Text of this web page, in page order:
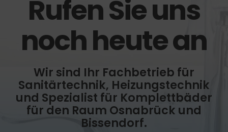
Rufen Sie uns
noch heute an
Wir sind Ihr Fachbetrieb für
Sanitärtechnik, Heizungstechnik
und Spezialist für Komplettbäder
für den Raum Osnabrück und
Bissendorf.